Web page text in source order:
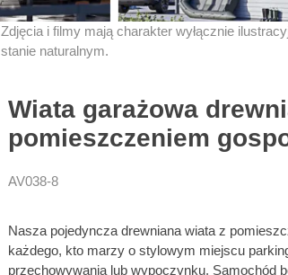
Zdjęcia i filmy mają charakter wyłącznie
stanie naturalnym.
Wiata garażowa
pomieszczeniem
AV038-8
Nasza pojedyncza drewniana wiata z
każdego, kto marzy o stylowym miejscu
przechowywania lub wypoczynku. Samochód